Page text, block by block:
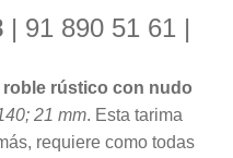
| 91 890 51 61 |
roble rústico con nudo
21 mm. Esta tarima
requiere como todas